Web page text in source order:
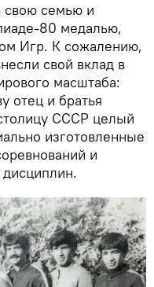
свою семью и
80 медалью,
Игр. К сожалению,
свой вклад в
масштаба:
отец и братья
СССР целый
изготовленные
и